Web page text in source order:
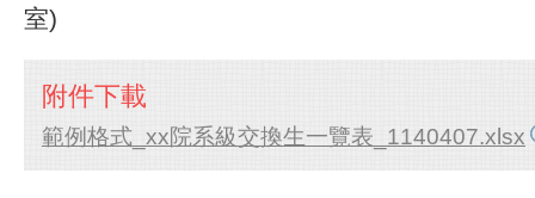
室)
附件下載
範例格式_xx院系級交換生一覽表_1140407.xlsx